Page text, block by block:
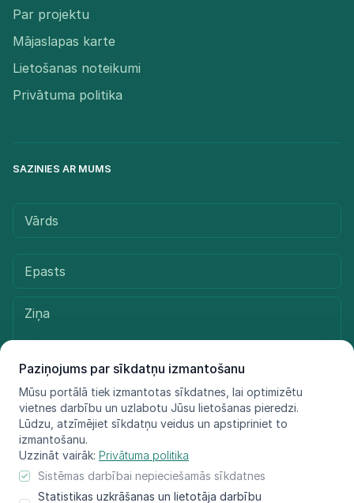
Paziņojums par sīkdatņu izmantošanu
Mūsu portālā tiek izmantotas sīkdatnes, lai optimizētu
vietnes darbību un uzlabotu Jūsu lietošanas pieredzi.
Lūdzu, atzīmējiet sīkdatņu veidus un apstipriniet to
izmantošanu.
Uzzināt vairāk: Privātuma politika
Sistēmas darbībai nepieciešamās sīkdatnes
Statistikas uzkrāšanas un lietotāja darbību
Par projektu
Mājaslapas karte
Lietošanas noteikumi
Privātuma politika
SAZINIES AR MUMS
Sūtīt ziņu
© LIFE FOR SPECIES, 2021 - 2025
Informācija atspoguļo tikai projekta LIFE FOR SPECIES īstenotāju